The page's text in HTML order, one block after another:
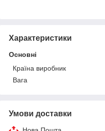
Характеристики
Основні
Країна виробник
Вага
Умови доставки